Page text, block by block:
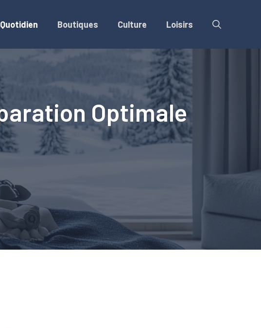
Boutiques Culture Loisirs
Optimale